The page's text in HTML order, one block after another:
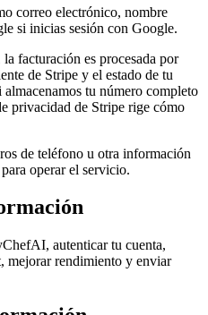
correo electrónico, nombre
si inicias sesión con Google.
facturación es procesada por
de Stripe y el estado de tu
tu número completo
privacidad de Stripe rige cómo
de teléfono u otra información
operar el servicio.
autenticar tu cuenta,
mejorar rendimiento y enviar